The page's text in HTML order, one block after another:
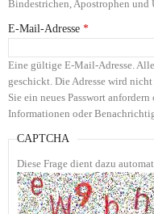
Bindestrichen, Apostrophen und
E-Mail-Adresse *
Eine gültige E-Mail-Adresse.
geschickt. Die Adresse wird
Sie ein neues Passwort
Informationen oder
CAPTCHA
Diese Frage dient dazu